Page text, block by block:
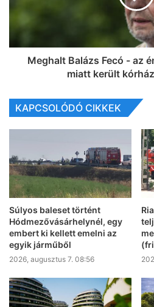
Meghalt Balázs Fecó - az
miatt került
KAPCSOLÓDÓ CIKKEK
Súlyos baleset történt
Hódmezővásárhelynél, egy
embert ki kellett emelni az
egyik járműből
2026, augusztus 7. 08:56